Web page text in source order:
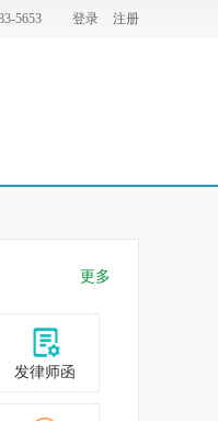
5653 登录 注册
更多
发律师函